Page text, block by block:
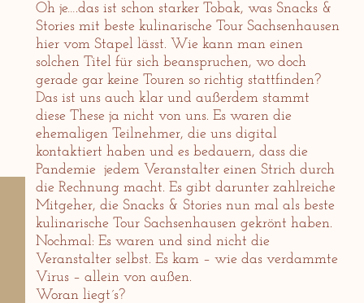
Oh je….das ist schon starker Tobak, was Snacks &
Stories mit beste kulinarische Tour Sachsenhausen
hier vom Stapel lässt. Wie kann man einen
solchen Titel für sich beanspruchen, wo doch
gerade gar keine Touren so richtig stattfinden?
Das ist uns auch klar und außerdem stammt
diese These ja nicht von uns. Es waren die
ehemaligen Teilnehmer, die uns digital
kontaktiert haben und es bedauern, dass die
Pandemie jedem Veranstalter einen Strich durch
die Rechnung macht. Es gibt darunter zahlreiche
Mitgeher, die Snacks & Stories nun mal als beste
kulinarische Tour Sachsenhausen gekrönt haben.
Nochmal: Es waren und sind nicht die
Veranstalter selbst. Es kam – wie das verdammte
Virus – allein von außen.
Woran liegt´s?